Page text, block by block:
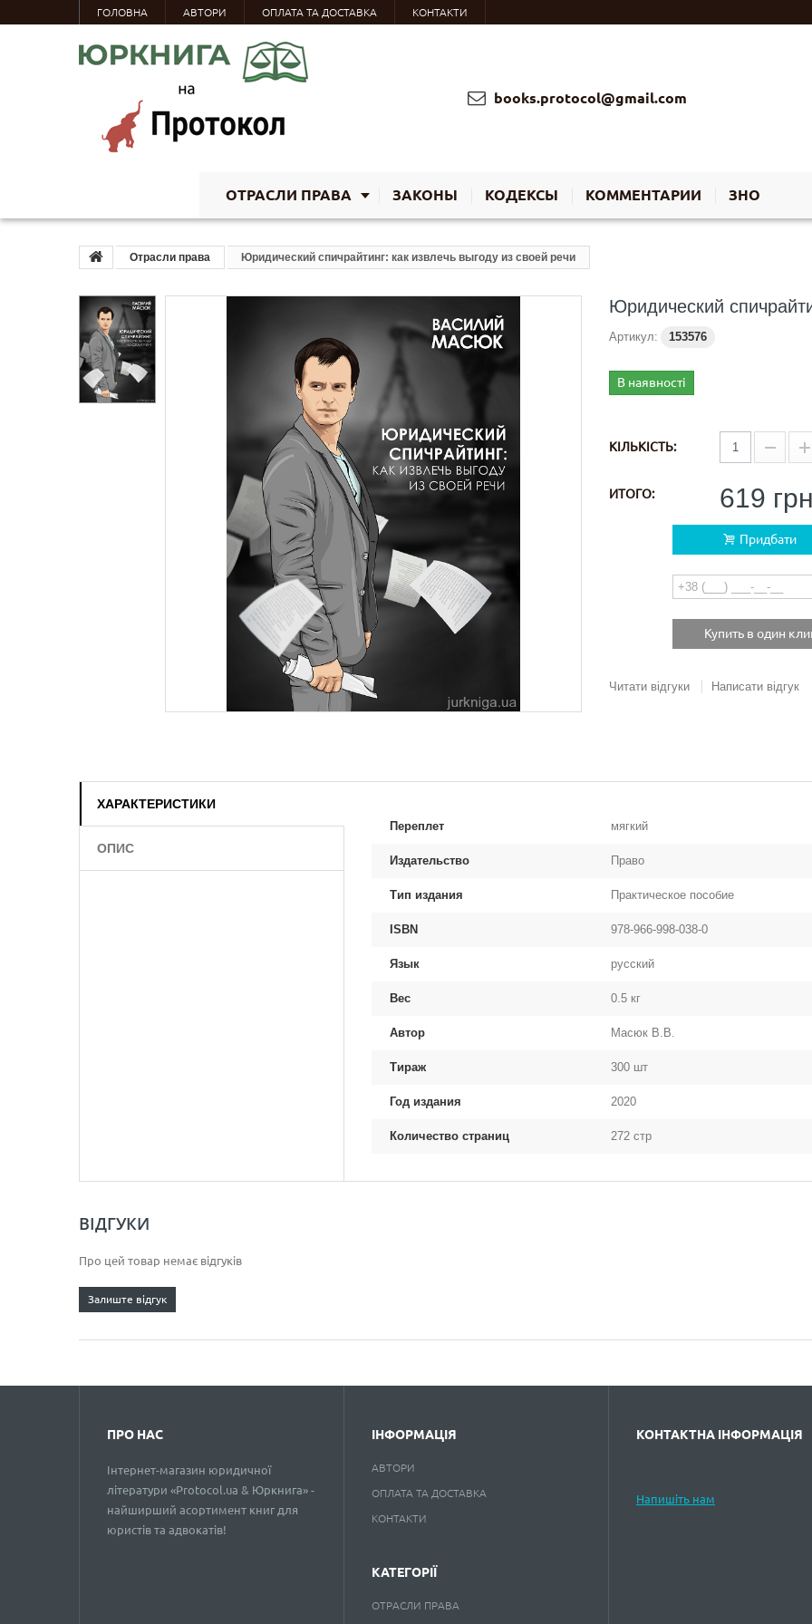
ГОЛОВНА АВТОРИ ОПЛАТА ТА ДОСТАВКА КОНТАКТИ
books.protocol@gmail.com
ОТРАСЛИ ПРАВА ЗАКОНЫ КОДЕКСЫ КОММЕНТАРИИ ЗНО
Отрасли права Юридический спичрайтинг: как извлечь выгоду из своей речи
Юридический
Артикул: 153576
В наявності
КІЛЬКІСТЬ:
ИТОГО: 619
Придбати
Купить в один
Читати відгуки Написати відгук
ХАРАКТЕРИСТИКИ
ОПИС
Переплет мягкий
Издательство Право
Тип издания Практическое пособие
ISBN 978-966-998-038-0
Язык русский
Вес 0.5 кг
Автор Масюк В.В.
Тираж 300 шт
Год издания 2020
Количество страниц 272 стр
ВІДГУКИ
Про цей товар немає відгуків
Залиште відгук
ПРО НАС
Інтернет-магазин юридичної
літератури «Protocol.ua & Юркнига» -
найширший асортимент книг для
юристів та адвокатів!
ІНФОРМАЦІЯ
АВТОРИ
ОПЛАТА ТА ДОСТАВКА
КОНТАКТИ
КАТЕГОРІЇ
ОТРАСЛИ ПРАВА
КОНТАКТНА ІНФОРМАЦІЯ
Напишіть нам